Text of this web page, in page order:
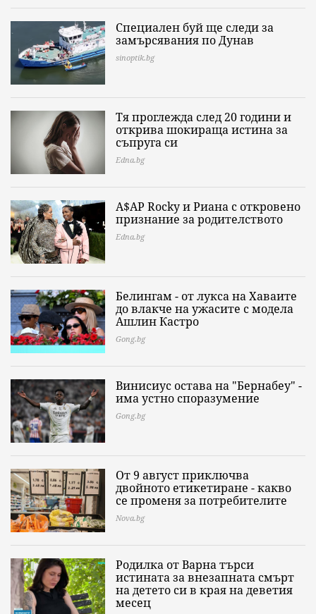
Специален буй ще следи за
замърсявания по Дунав
sinoptik.bg
Тя проглежда след 20 години и
открива шокираща истина за
съпруга си
Edna.bg
A$AP Rocky и Риана с откровено
признание за родителството
Edna.bg
Белингам - от лукса на Хаваите
до влакче на ужасите с модела
Ашлин Кастро
Gong.bg
Винисиус остава на "Бернабеу" -
има устно споразумение
Gong.bg
От 9 август приключва
двойното етикетиране - какво
се променя за потребителите
Nova.bg
Родилка от Варна търси
истината за внезапната смърт
на детето си в края на деветия
месец